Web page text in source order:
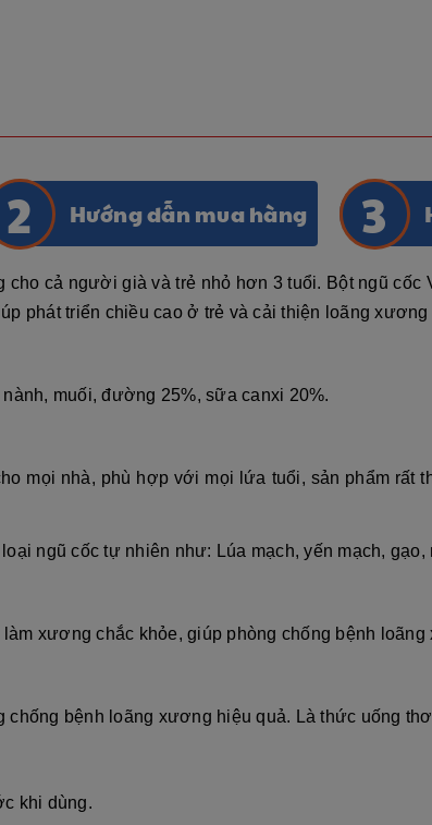
Hướng dẫn mua hàng
cả người già và trẻ nhỏ hơn 3 tuổi. Bột ngũ
phát triển chiều cao ở trẻ và cải thiện loãng
muối, đường 25%, sữa canxi 20%.
mọi nhà, phù hợp với mọi lứa tuổi, sản phẩm rất
ngũ cốc tự nhiên như: Lúa mạch, yến mạch,
xương chắc khỏe, giúp phòng chống bệnh
bệnh loãng xương hiệu quả. Là thức uống
khi dùng.